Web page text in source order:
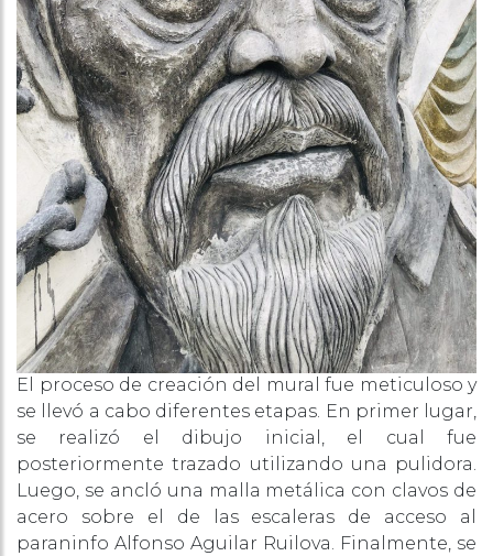
El proceso de creación del mural fue meticuloso y
se llevó a cabo diferentes etapas. En primer lugar,
se realizó el dibujo inicial, el cual fue
posteriormente trazado utilizando una pulidora.
Luego, se ancló una malla metálica con clavos de
acero sobre el de las escaleras de acceso al
paraninfo Alfonso Aguilar Ruilova. Finalmente, se